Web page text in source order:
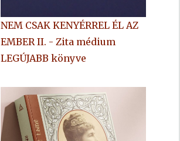
NEM CSAK KENYÉRREL ÉL AZ
EMBER II. - Zita médium
LEGÚJABB könyve